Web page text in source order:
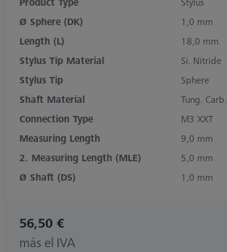
Ø Sphere (DK)
1,0 mm
Length (L)
18,0 mm
Stylus Tip Material
Si. Nitride
Stylus Tip
Sphere
Shaft Material
Tung. Carb.
Connection Type
M3 XXT
Measuring Length
9,0 mm
2. Measuring Length (MLE)
5,0 mm
Ø Shaft (DS)
1,0 mm
56,50 €
más el IVA